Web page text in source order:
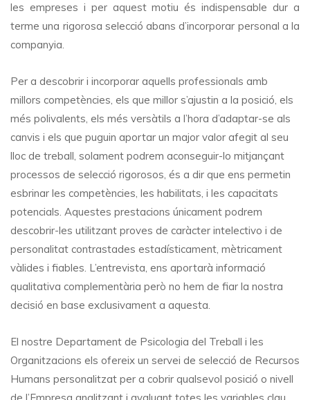
les empreses i per aquest motiu és indispensable dur a
terme una rigorosa selecció abans d’incorporar personal a la
companyia.
Per a descobrir i incorporar aquells professionals amb
millors competències, els que millor s’ajustin a la posició, els
més polivalents, els més versàtils a l’hora d’adaptar-se als
canvis i els que puguin aportar un major valor afegit al seu
lloc de treball, solament podrem aconseguir-lo mitjançant
processos de selecció rigorosos, és a dir que ens permetin
esbrinar les competències, les habilitats, i les capacitats
potencials. Aquestes prestacions únicament podrem
descobrir-les utilitzant proves de caràcter intelectivo i de
personalitat contrastades estadísticament, mètricament
vàlides i fiables. L’entrevista, ens aportarà informació
qualitativa complementària però no hem de fiar la nostra
decisió en base exclusivament a aquesta.
El nostre Departament de Psicologia del Treball i les
Organitzacions els ofereix un servei de selecció de Recursos
Humans personalitzat per a cobrir qualsevol posició o nivell